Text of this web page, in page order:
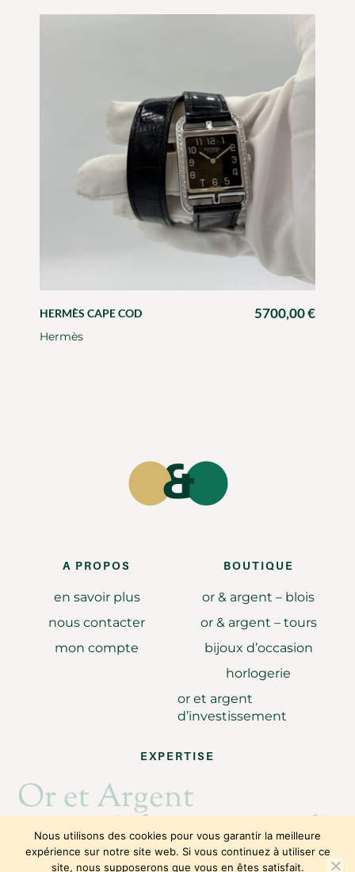
HERMÈS CAPE COD 5700,00€
Hermès
A PROPOS
en savoir plus
nous contacter
mon compte
BOUTIQUE
or & argent – blois
or & argent – tours
bijoux d’occasion
horlogerie
or et argent
d’investissement
EXPERTISE
Or et Argent
Achat revente d'or
Nous utilisons des cookies pour vous garantir la meilleure
expérience sur notre site web. Si vous continuez à utiliser ce
site, nous supposerons que vous en êtes satisfait.